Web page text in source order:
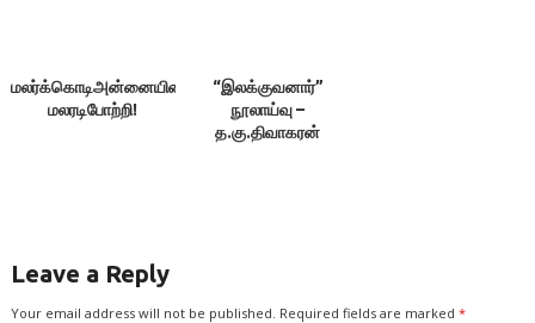
மலர்க்கொடிஅன்னையின்‌
மலரடிபோற்றி!
“இலக்குவனார்”
நூலாய்வு –
த.கு.திவாகரன்
Leave a Reply
Your email address will not be published. Required fields are marked *